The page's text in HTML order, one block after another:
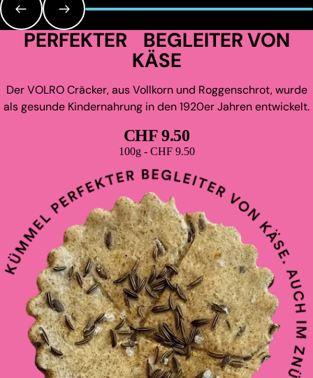
PERFEKTER BEGLEITER VON
KÄSE
Der VOLRO Cräcker, aus Vollkorn und Roggenschrot, wurde
als gesunde Kindernahrung in den 1920er Jahren entwickelt.
CHF 9.50
Grundpreis
100g - CHF 9.50